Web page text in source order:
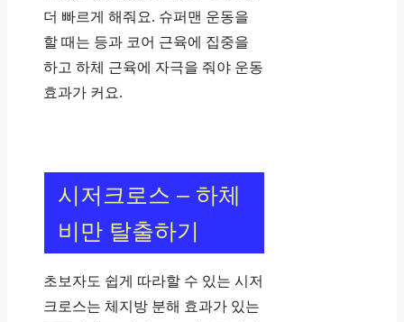
더 빠르게 해줘요. 슈퍼맨 운동을
할 때는 등과 코어 근육에 집중을
하고 하체 근육에 자극을 줘야 운동
효과가 커요.
시저크로스 – 하체
비만 탈출하기
초보자도 쉽게 따라할 수 있는 시저
크로스는 체지방 분해 효과가 있는